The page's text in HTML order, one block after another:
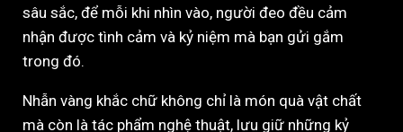
sâu sắc, để mỗi khi nhìn vào, người đeo đều cảm
nhận được tình cảm và kỷ niệm mà bạn gửi gắm
trong đó.
Nhẫn vàng khắc chữ không chỉ là món quà vật chất
mà còn là tác phẩm nghệ thuật, lưu giữ những kỷ